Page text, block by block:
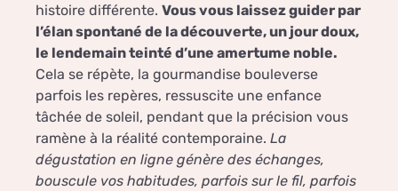
histoire différente. Vous vous laissez guider par
l’élan spontané de la découverte, un jour doux,
le lendemain teinté d’une amertume noble.
Cela se répète, la gourmandise bouleverse
parfois les repères, ressuscite une enfance
tâchée de soleil, pendant que la précision vous
ramène à la réalité contemporaine. La
dégustation en ligne génère des échanges,
bouscule vos habitudes, parfois sur le fil, parfois